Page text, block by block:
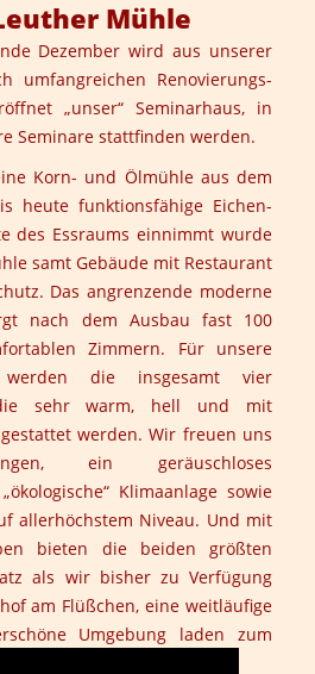
Mühle
Dezember wird aus unserer
umfangreichen Renovierungs-
„unser“ Seminarhaus, in
Seminare stattfinden werden.
Korn- und Ölmühle aus dem
heute funktionsfähige Eichen-
des Essraums einnimmt wurde
samt Gebäude mit Restaurant
Das angrenzende moderne
nach dem Ausbau fast 100
Zimmern. Für unsere
werden die insgesamt vier
sehr warm, hell und mit
werden. Wir freuen uns
ein geräuschloses
Klimaanlage sowie
allerhöchstem Niveau. Und mit
bieten die beiden größten
als wir bisher zu Verfügung
am Flüßchen, eine weitläufige
Umgebung laden zum